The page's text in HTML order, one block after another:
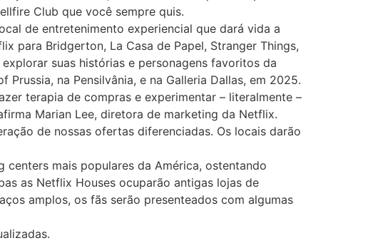
Club que você sempre quis.
de entretenimento experiencial que dará vida a
para Bridgerton, La Casa de Papel, Stranger Things,
suas histórias e personagens favoritos da
na Pensilvânia, e na Galleria Dallas, em 2025.
terapia de compras e experimentar – literalmente –
Marian Lee, diretora de marketing da Netflix.
de nossas ofertas diferenciadas. Os locais darão
mais populares da América, ostentando
as Netflix Houses ocuparão antigas lojas de
amplos, os fãs serão presenteados com algumas